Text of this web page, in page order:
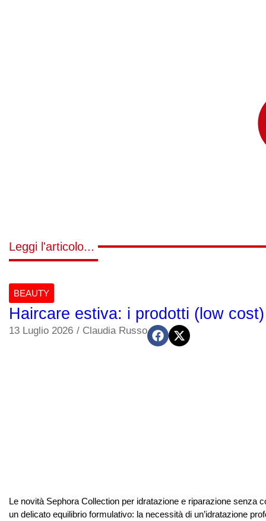
Leggi l'articolo...
BEAUTY
Haircare estiva: i prodotti (low
13 Luglio 2026 / Claudia Russo
Le novità Sephora Collection per idratazione e riparazione senza
un delicato equilibrio formulativo: la necessità di un’idratazione